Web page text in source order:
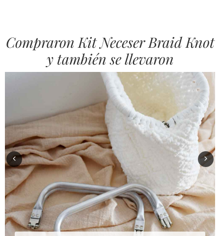
Compraron Kit Neceser Braid Knot
y también se llevaron